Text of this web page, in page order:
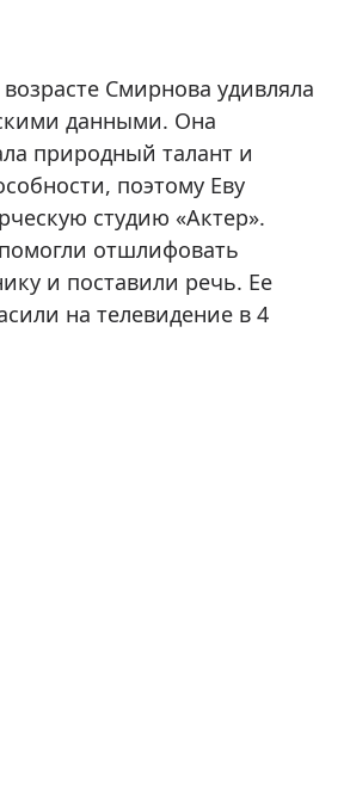
Смирнова удивляла
данными. Она
природный талант и
поэтому Еву
студию «Актер».
отшлифовать
и поставили речь. Ее
на телевидение в 4